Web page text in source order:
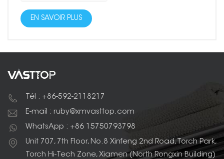
EN SAVOIR PLUS
Tél : +86-592-2118217
E-mail : ruby@xmvasttop.com
WhatsApp : +86 15750793798
Unit 707, 7th Floor, No.8 Xinfeng 2nd Road, Torch Park,
Torch Hi-Tech Zone, Xiamen (North Rongxin Building)